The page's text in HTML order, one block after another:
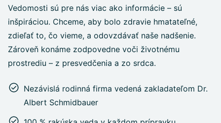
Vedomosti sú pre nás viac ako informácie – sú
inšpiráciou. Chceme, aby bolo zdravie hmatateľné,
zdieľať to, čo vieme, a odovzdávať naše nadšenie.
Zároveň konáme zodpovedne voči životnému
prostrediu – z presvedčenia a zo srdca.
Nezávislá rodinná firma vedená zakladateľom Dr.
Albert Schmidbauer